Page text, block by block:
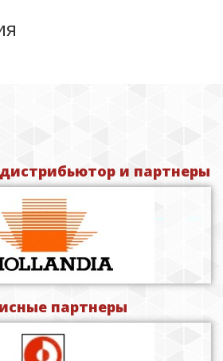
и партнеры
партнеры